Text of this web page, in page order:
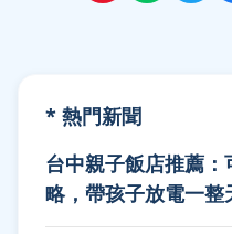
* 熱門新聞
台中親子飯店推薦
略，帶孩子放電一整